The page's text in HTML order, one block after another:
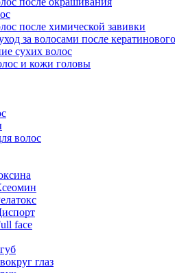
после химической завивки
за волосами после
сухих волос
и кожи головы
волос
face
глаз